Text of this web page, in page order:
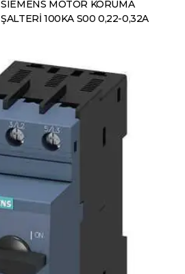
SIEMENS MOTOR KORUMA
ŞALTERİ 100KA S00 0,22-0,32A